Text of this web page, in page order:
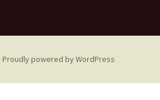
Proudly powered by WordPress